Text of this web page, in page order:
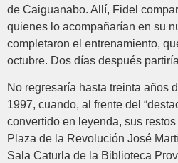
de Caiguanabo. Allí, Fidel
quienes lo acompañarían en su
completaron el entrenamiento,
octubre. Dos días después
No regresaría hasta treinta años
1997, cuando, al frente del
convertido en leyenda, sus
Plaza de la Revolución José
Sala Caturla de la Biblioteca